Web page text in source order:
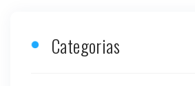
Categorias